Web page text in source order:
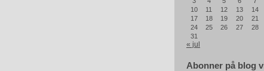
10
11 12 13 14
17
18 19 20 21
24
25 26 27 28
31
« jul
Abonner på blog